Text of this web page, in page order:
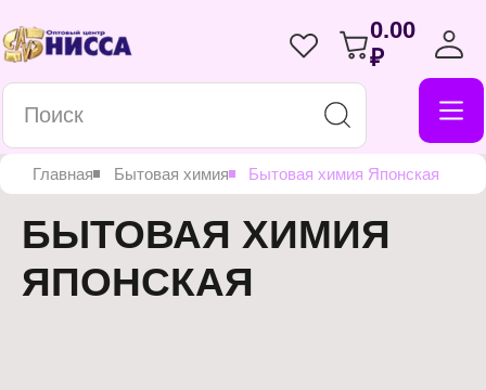
0.00
₽
Главная Бытовая химия Бытовая химия Японская
БЫТОВАЯ ХИМИЯ
ЯПОНСКАЯ